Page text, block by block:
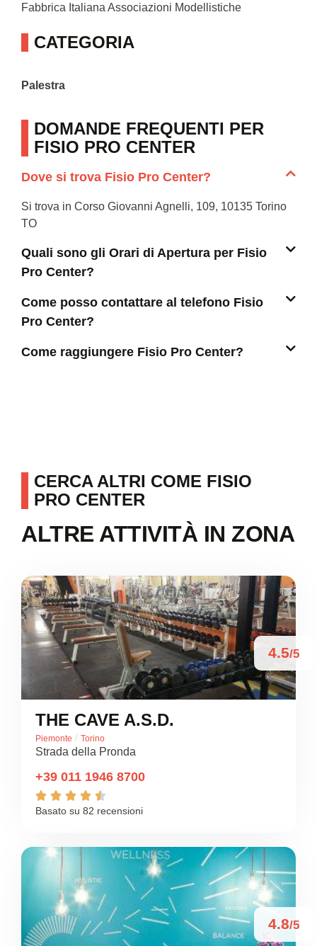
Fabbrica Italiana Associazioni Modellistiche
CATEGORIA
Palestra
DOMANDE FREQUENTI PER
FISIO PRO CENTER
Dove si trova Fisio Pro Center?
Si trova in Corso Giovanni Agnelli, 109, 10135 Torino
TO
Quali sono gli Orari di Apertura per Fisio
Pro Center?
Come posso contattare al telefono Fisio
Pro Center?
Come raggiungere Fisio Pro Center?
CERCA ALTRI COME FISIO
PRO CENTER
ALTRE ATTIVITÀ IN ZONA
4.5/5
THE CAVE A.S.D.
Piemonte / Torino
Strada della Pronda
+39 011 1946 8700
    
Basato su 82 recensioni
4.8/5